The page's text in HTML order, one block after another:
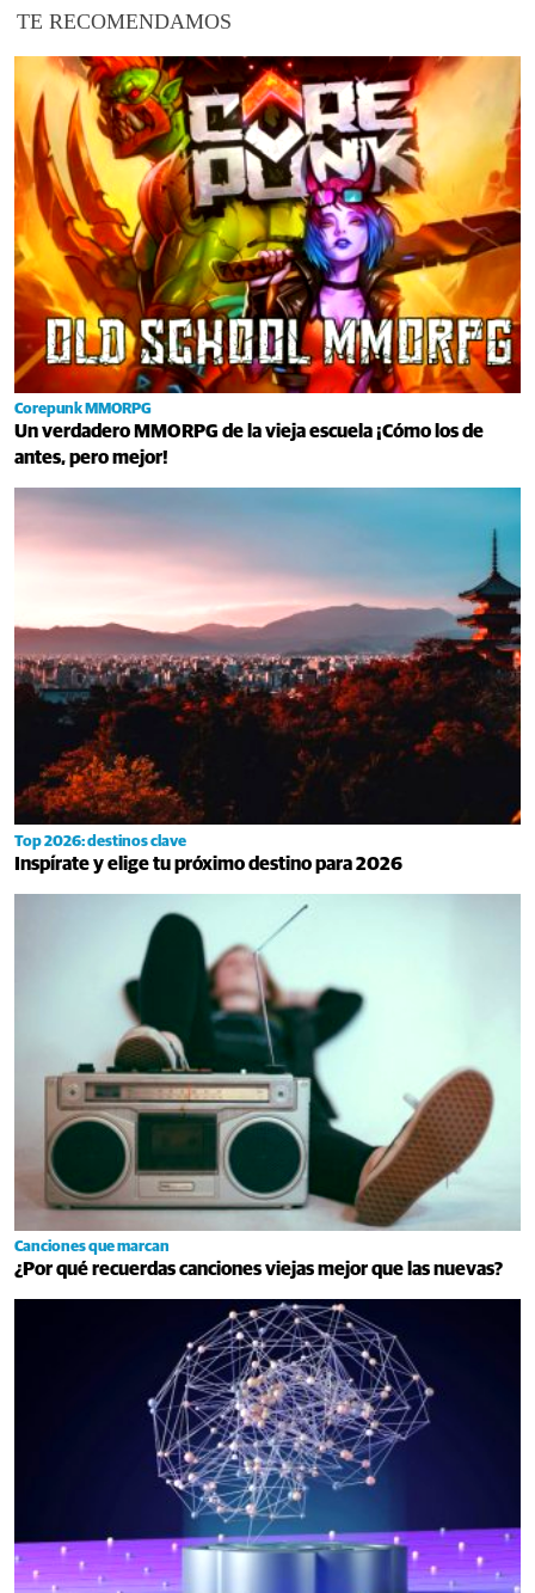
TE RECOMENDAMOS
Corepunk MMORPG
Un verdadero MMORPG de la vieja escuela ¡Cómo los de
antes, pero mejor!
Top 2026: destinos clave
Inspírate y elige tu próximo destino para 2026
Canciones que marcan
¿Por qué recuerdas canciones viejas mejor que las nuevas?